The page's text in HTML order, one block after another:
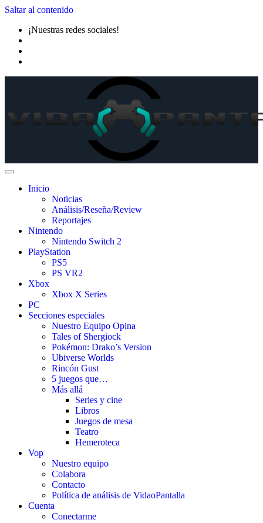
Saltar al contenido
¡Nuestras redes sociales!
Inicio
Noticias
Análisis/Reseña/Review
Reportajes
Nintendo
Nintendo Switch 2
PlayStation
PS5
PS VR2
Xbox
Xbox X Series
PC
Secciones especiales
Nuestro Equipo Opina
Tales of Shergiock
Pokémon: Drako’s Version
Ubiverse Worlds
Rincón Gust
5 juegos que…
Más allá
Series y cine
Libros
Juegos de mesa
Teatro
Hemeroteca
Vop
Nuestro equipo
Colabora
Contacto
Política de análisis de VidaoPantalla
Cuenta
Conectarme